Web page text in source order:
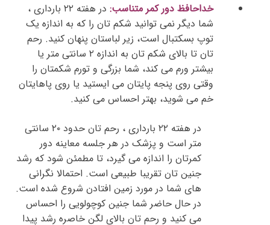
خداحافظ دور کمر متناسب:
در هفته ۲۲ بارداری ،
شما دیگر نمی توانید شکم تان را که به اندازه یک
توپ بسکتبال است، زیر لباستان پنهان کنید. رحم
تان تا بالای شکم تان به اندازه ۲ سانتی متر یا
بیشتر ورم می کند، شما بزرگی و تورم شکمتان را
وقتی روی پنجه پایتان می ایستید یا روی پاهایتان
خم می شوید، بهتر احساس می کنید.
در هفته ۲۲ بارداری
، رحم تان حدود ۲۰ سانتی
متر است و پزشک در هر جلسه معاینه دور
کمرتان را اندازه می گیرد، تا مطمئن شود که رشد
جنین تان تقریبا طبیعی است. احتمالا نگرانی
های شما در مورد زمین افتادن شروع شده است.
در حال حاضر شما جنین کوچولویی را احساس
می کنید و رحم تان بالای لگن خاصره رشد پیدا